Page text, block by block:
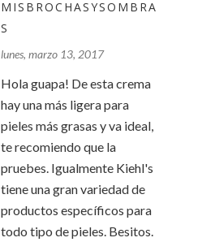
MISBROCHASYSOMBRA
S
lunes, marzo 13, 2017
Hola guapa! De esta crema
hay una más ligera para
pieles más grasas y va ideal,
te recomiendo que la
pruebes. Igualmente Kiehl's
tiene una gran variedad de
productos específicos para
todo tipo de pieles. Besitos.